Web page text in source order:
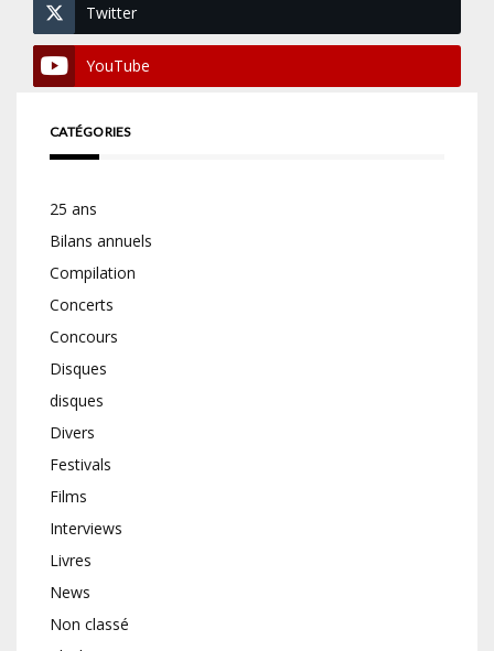
Twitter
YouTube
CATÉGORIES
25 ans
Bilans annuels
Compilation
Concerts
Concours
Disques
disques
Divers
Festivals
Films
Interviews
Livres
News
Non classé